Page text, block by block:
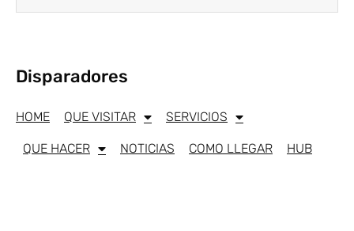
Disparadores
HOME QUE VISITAR SERVICIOS
QUE HACER NOTICIAS COMO LLEGAR HUB